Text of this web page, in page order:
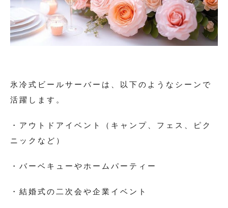
氷冷式ビールサーバーは、以下のようなシーンで
活躍します。
・アウトドアイベント（キャンプ、フェス、ピク
ニックなど）
・バーベキューやホームパーティー
・結婚式の二次会や企業イベント